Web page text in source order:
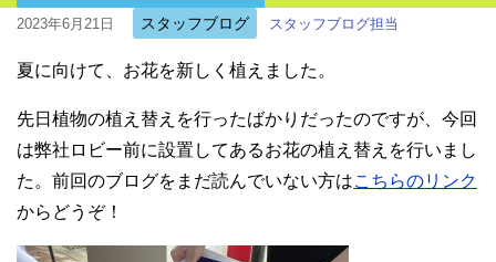
2023年6月21日 スタッフブログ スタッフブログ担当
夏に向けて、お花を新しく植えました。
先日植物の植え替えを行ったばかりだったのですが、今回
は弊社ロビー前に設置してあるお花の植え替えを行いまし
た。前回のブログをまだ読んでいない方はこちらのリンク
からどうぞ！